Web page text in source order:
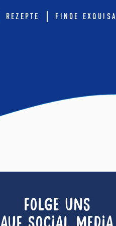
REZEPTE FINDE EXQUISA
FOLGE UNS